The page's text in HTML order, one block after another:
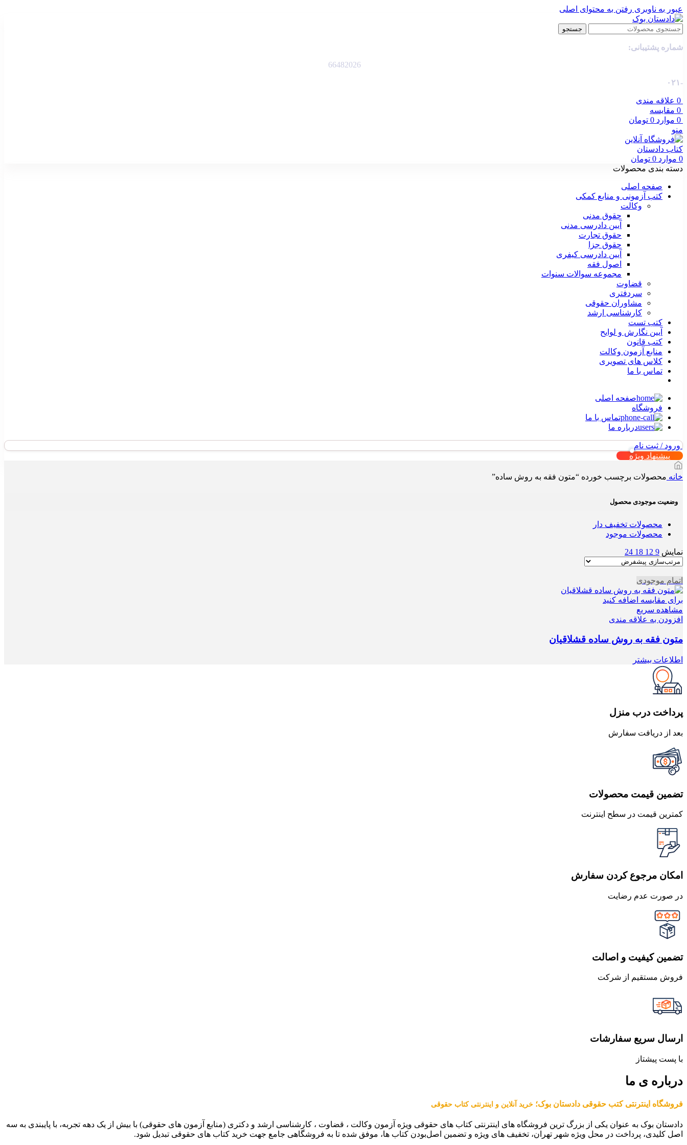
عبور به ناوبری رفتن به محتوای اصلی
جستجو
شماره پشتیبانی:
66482026
-۰۲۱
0 علاقه مندی
0 مقایسه
0 موارد 0 تومان
منو
0 موارد 0 تومان
دسته بندی محصولات
صفحه اصلی
کتب آزمونی و منابع کمکی
وکالت
حقوق مدنی
آیین دادرسی مدنی
حقوق تجارت
حقوق جزا
آیین دادرسی کیفری
اصول فقه
مجموعه سوالات سنوات
قضاوت
سردفتری
مشاوران حقوقی
کارشناسی ارشد
کتب تست
آیین نگارش و لوایح
کتب قانون
منابع آزمون وکالت
کلاس های تصویری
تماس با ما
صفحه اصلی
فروشگاه
تماس با ما
درباره ما
ورود / ثبت نام
پیشنهاد ویژه
خانه محصولات برچسب خورده “متون فقه به روش ساده”
وضعیت موجودی محصول
محصولات تخفیف دار
محصولات موجود
نمایش 9
12
18
24
اتمام موجودی
برای مقایسه اضافه کنید
مشاهده سریع
افزودن به علاقه مندی
متون فقه به روش ساده قشلاقیان
اطلاعات بیشتر
پرداخت درب منزل
بعد از دریافت سفارش
تضمین قیمت محصولات
کمترین قیمت در سطح اینترنت
امکان مرجوع کردن سفارش
در صورت عدم رضایت
تضمین کیفیت و اصالت
فروش مستقیم از شرکت
ارسال سریع سفارشات
با پست پیشتاز
درباره ی ما
فروشگاه اینترنتی کتب حقوقی دادستان بوک؛ خرید آنلاین و اینترنتی کتاب حقوقی
دادستان بوک به عنوان یکی از بزرگ ترین فروشگاه های اینترنتی کتاب های حقوقی ویژه آزمون وکالت ، قضاوت ، کارشناسی ارشد و دکتری (منابع آزمون های حقوقی) با بیش از یک دهه تجربه، با پایبندی به سه
اصل کلیدی، پرداخت در محل ویژه شهر تهران، تخفیف های ویژه و تضمین اصل‌بودن کتاب ها، موفق شده تا به فروشگاهی جامع جهت خرید کتاب های حقوقی تبدیل شود.